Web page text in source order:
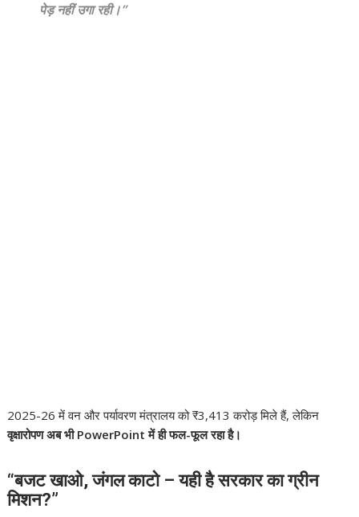
पेड़ नहीं उगा रही।”
2025-26 में वन और पर्यावरण मंत्रालय को ₹3,413 करोड़ मिले हैं, लेकिन
वृक्षारोपण अब भी PowerPoint में ही फल-फूल रहा है।
“बजट खाओ, जंगल काटो – यही है सरकार का ग्रीन
मिशन?”